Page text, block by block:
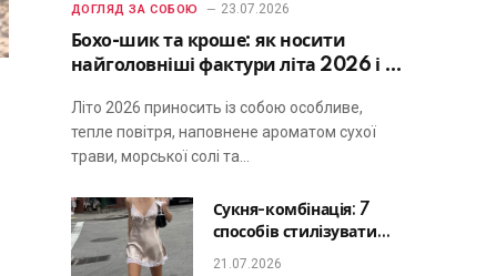
ДОГЛЯД ЗА СОБОЮ 23.07.2026
Бохо-шик та кроше: як носити
найголовніші фактури літа 2026 і не
Літо 2026 приносить із собою особливе,
тепле повітря, наповнене ароматом сухої
трави, морської солі та…
Сукня-комбінація: 7
способів стилізувати
головну базу літа від
21.07.2026